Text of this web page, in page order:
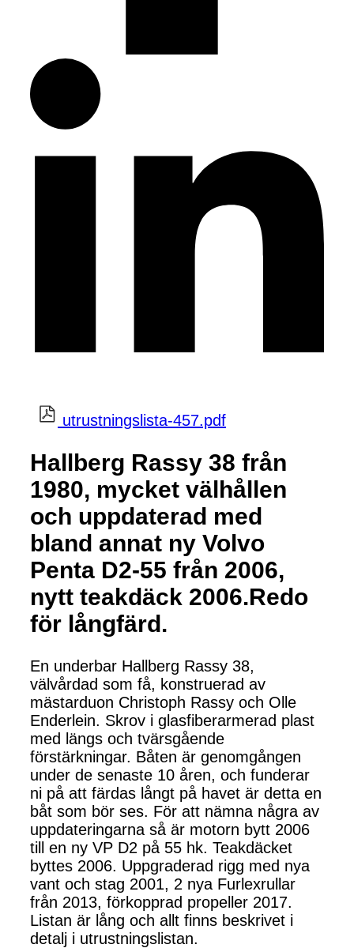
utrustningslista-457.pdf
Hallberg Rassy 38 från
1980, mycket välhållen
och uppdaterad med
bland annat ny Volvo
Penta D2-55 från 2006,
nytt teakdäck 2006.Redo
för långfärd.
En underbar Hallberg Rassy 38,
välvårdad som få, konstruerad av
mästarduon Christoph Rassy och Olle
Enderlein. Skrov i glasfiberarmerad plast
med längs och tvärsgående
förstärkningar. Båten är genomgången
under de senaste 10 åren, och funderar
ni på att färdas långt på havet är detta en
båt som bör ses. För att nämna några av
uppdateringarna så är motorn bytt 2006
till en ny VP D2 på 55 hk. Teakdäcket
byttes 2006. Uppgraderad rigg med nya
vant och stag 2001, 2 nya Furlexrullar
från 2013, förkopprad propeller 2017.
Listan är lång och allt finns beskrivet i
detalj i utrustningslistan.